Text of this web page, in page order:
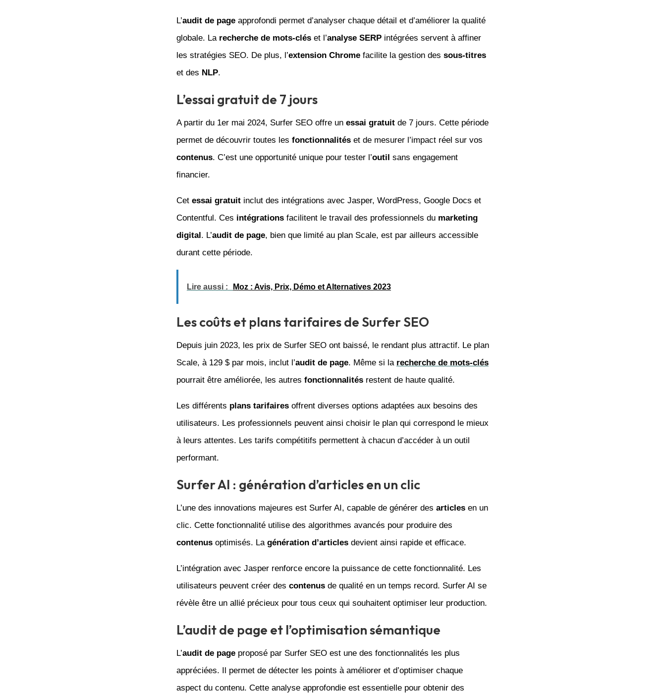
L’audit de pageapprofondi permet d’analyser chaque détail et d’améliorer la qualité
globale. La recherche de mots-cléset l’analyse SERPintégrées servent à affiner
les stratégies SEO. De plus, l’extension Chromefacilite la gestion des sous-titres
et des NLP.
L’essai gratuit de 7 jours
A partir du 1er mai 2024, Surfer SEO offre un essai gratuitde 7 jours. Cette période
permet de découvrir toutes les fonctionnalitéset de mesurer l’impact réel sur vos
contenus. C’est une opportunité unique pour tester l’outil sans engagement
financier.
Cet essai gratuitinclut des intégrations avec Jasper, WordPress, Google Docs et
Contentful. Ces intégrationsfacilitent le travail des professionnels du marketing
digital. L’audit de page, bien que limité au plan Scale, est par ailleurs accessible
durant cette période.
Lire aussi : Moz : Avis, Prix, Démo et Alternatives 2023
Les coûts et plans tarifaires de Surfer SEO
Depuis juin 2023, les prix de Surfer SEO ont baissé, le rendant plus attractif. Le plan
Scale, à 129 $ par mois, inclut l’audit de page. Même si la recherche de mots-clés
pourrait être améliorée, les autres fonctionnalitésrestent de haute qualité.
Les différents plans tarifairesoffrent diverses options adaptées aux besoins des
utilisateurs. Les professionnels peuvent ainsi choisir le plan qui correspond le mieux
à leurs attentes. Les tarifs compétitifs permettent à chacun d’accéder à un outil
performant.
Surfer AI : génération d’articles en un clic
L’une des innovations majeures est Surfer AI, capable de générer des articlesen un
clic. Cette fonctionnalité utilise des algorithmes avancés pour produire des
contenusoptimisés. La génération d’articlesdevient ainsi rapide et efficace.
L’intégration avec Jasper renforce encore la puissance de cette fonctionnalité. Les
utilisateurs peuvent créer des contenusde qualité en un temps record. Surfer AI se
révèle être un allié précieux pour tous ceux qui souhaitent optimiser leur production.
L’audit de page et l’optimisation sémantique
L’audit de pageproposé par Surfer SEO est une des fonctionnalités les plus
appréciées. Il permet de détecter les points à améliorer et d’optimiser chaque
aspect du contenu. Cette analyse approfondie est essentielle pour obtenir des